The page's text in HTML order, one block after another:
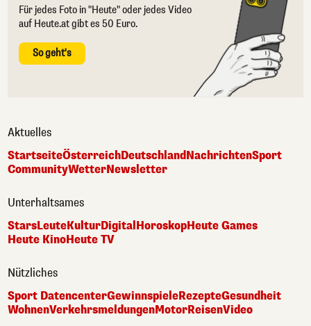
Für jedes Foto in "Heute" oder jedes Video
auf Heute.at gibt es 50 Euro.
So geht's
Aktuelles
StartseiteÖsterreichDeutschlandNachrichtenSport
CommunityWetterNewsletter
Unterhaltsames
StarsLeuteKulturDigitalHoroskopHeute Games
Heute KinoHeute TV
Nützliches
Sport DatencenterGewinnspieleRezepteGesundheit
WohnenVerkehrsmeldungenMotorReisenVideo